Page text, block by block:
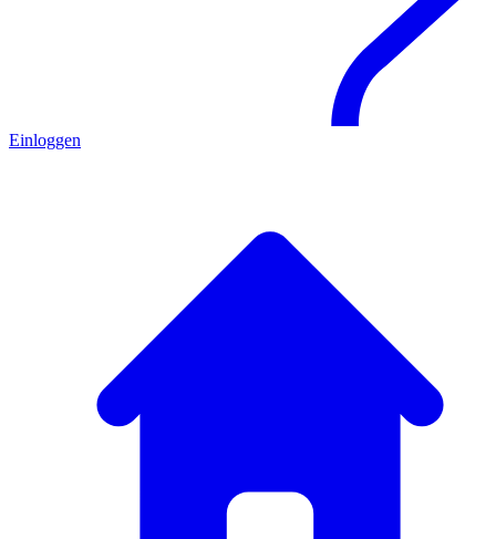
Einloggen